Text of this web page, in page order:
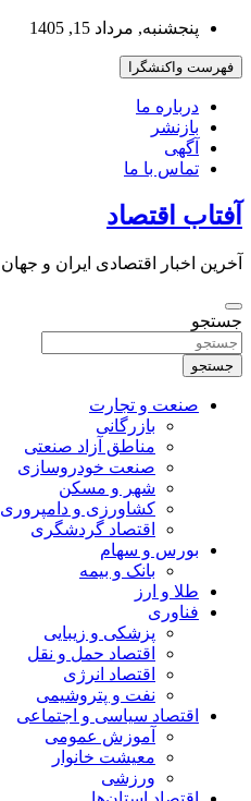
بروید
پنجشنبه, مرداد 15, 1405
فهرست واکنشگرا
درباره ما
بازنشر
آگهی
تماس با ما
آفتاب اقتصاد
آخرین اخبار اقتصادی ایران و جهان
جستجو
جستجو
صنعت و تجارت
بازرگانی
مناطق آزاد صنعتی
صنعت خودروسازی
شهر و مسکن
کشاورزی و دامپروری
اقتصاد گردشگری
بورس و سهام
بانک و بیمه
طلا و ارز
فناوری
پزشکی و زیبایی
اقتصاد حمل و نقل
اقتصاد انرژی
نفت و پتروشیمی
اقتصاد سیاسی و اجتماعی
آموزش عمومی
معیشت خانوار
ورزشی